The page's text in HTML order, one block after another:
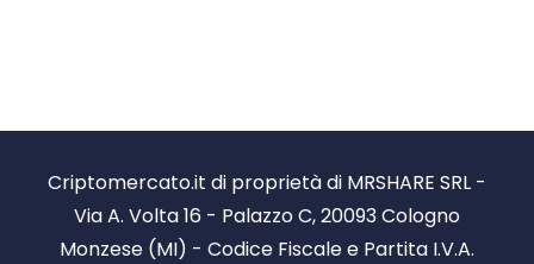
Criptomercato.it di proprietà di MRSHARE SRL -
Via A. Volta 16 - Palazzo C, 20093 Cologno
Monzese (MI) - Codice Fiscale e Partita I.V.A.